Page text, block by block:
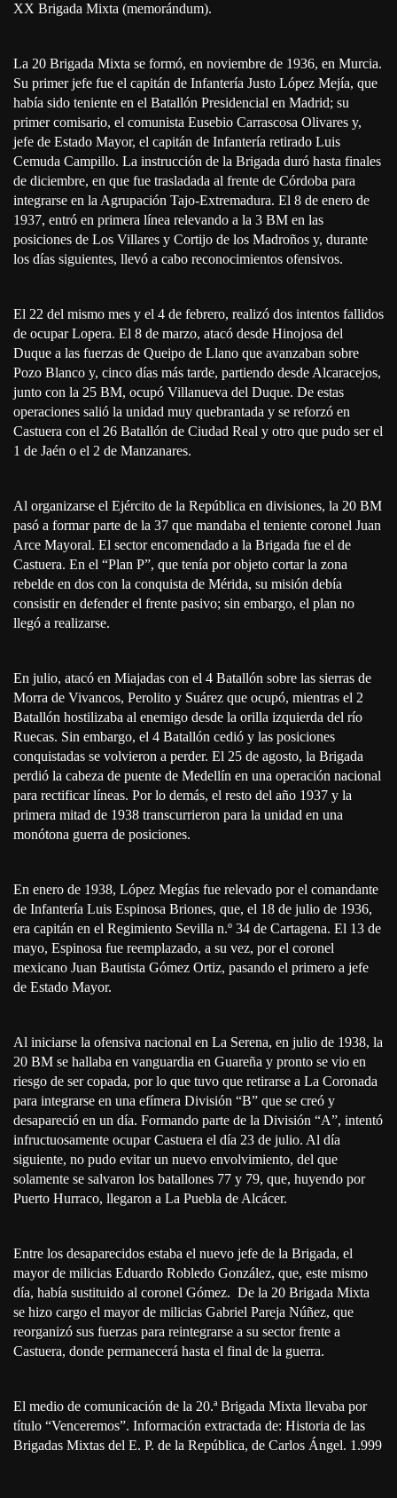
XX Brigada Mixta (memorándum).
La 20 Brigada Mixta se formó, en noviembre de 1936, en Murcia.
Su primer jefe fue el capitán de Infantería Justo López Mejía, que
había sido teniente en el Batallón Presidencial en Madrid; su
primer comisario, el comunista Eusebio Carrascosa Olivares y,
jefe de Estado Mayor, el capitán de Infantería retirado Luis
Cemuda Campillo. La instrucción de la Brigada duró hasta finales
de diciembre, en que fue trasladada al frente de Córdoba para
integrarse en la Agrupación Tajo-Extremadura. El 8 de enero de
1937, entró en primera línea relevando a la 3 BM en las
posiciones de Los Villares y Cortijo de los Madroños y, durante
los días siguientes, llevó a cabo reconocimientos ofensivos.
El 22 del mismo mes y el 4 de febrero, realizó dos intentos fallidos
de ocupar Lopera. El 8 de marzo, atacó desde Hinojosa del
Duque a las fuerzas de Queipo de Llano que avanzaban sobre
Pozo Blanco y, cinco días más tarde, partiendo desde Alcaracejos,
junto con la 25 BM, ocupó Villanueva del Duque. De estas
operaciones salió la unidad muy quebrantada y se reforzó en
Castuera con el 26 Batallón de Ciudad Real y otro que pudo ser el
1 de Jaén o el 2 de Manzanares.
Al organizarse el Ejército de la República en divisiones, la 20 BM
pasó a formar parte de la 37 que mandaba el teniente coronel Juan
Arce Mayoral. El sector encomendado a la Brigada fue el de
Castuera. En el “Plan P”, que tenía por objeto cortar la zona
rebelde en dos con la conquista de Mérida, su misión debía
consistir en defender el frente pasivo; sin embargo, el plan no
llegó a realizarse.
En julio, atacó en Miajadas con el 4 Batallón sobre las sierras de
Morra de Vivancos, Perolito y Suárez que ocupó, mientras el 2
Batallón hostilizaba al enemigo desde la orilla izquierda del río
Ruecas. Sin embargo, el 4 Batallón cedió y las posiciones
conquistadas se volvieron a perder. El 25 de agosto, la Brigada
perdió la cabeza de puente de Medellín en una operación nacional
para rectificar líneas. Por lo demás, el resto del año 1937 y la
primera mitad de 1938 transcurrieron para la unidad en una
monótona guerra de posiciones.
En enero de 1938, López Megías fue relevado por el comandante
de Infantería Luis Espinosa Briones, que, el 18 de julio de 1936,
era capitán en el Regimiento Sevilla n.º 34 de Cartagena. El 13 de
mayo, Espinosa fue reemplazado, a su vez, por el coronel
mexicano Juan Bautista Gómez Ortiz, pasando el primero a jefe
de Estado Mayor.
Al iniciarse la ofensiva nacional en La Serena, en julio de 1938, la
20 BM se hallaba en vanguardia en Guareña y pronto se vio en
riesgo de ser copada, por lo que tuvo que retirarse a La Coronada
para integrarse en una efímera División “B” que se creó y
desapareció en un día. Formando parte de la División “A”, intentó
infructuosamente ocupar Castuera el día 23 de julio. Al día
siguiente, no pudo evitar un nuevo envolvimiento, del que
solamente se salvaron los batallones 77 y 79, que, huyendo por
Puerto Hurraco, llegaron a La Puebla de Alcácer.
Entre los desaparecidos estaba el nuevo jefe de la Brigada, el
mayor de milicias Eduardo Robledo González, que, este mismo
día, había sustituido al coronel Gómez. De la 20 Brigada Mixta
se hizo cargo el mayor de milicias Gabriel Pareja Núñez, que
reorganizó sus fuerzas para reintegrarse a su sector frente a
Castuera, donde permanecerá hasta el final de la guerra.
El medio de comunicación de la 20.ª Brigada Mixta llevaba por
título “Venceremos”. Información extractada de: Historia de las
Brigadas Mixtas del E. P. de la República, de Carlos Ángel. 1.999